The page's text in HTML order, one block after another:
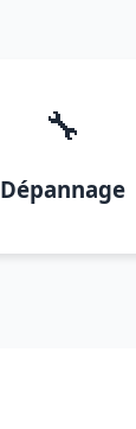
🔧
Dépannage